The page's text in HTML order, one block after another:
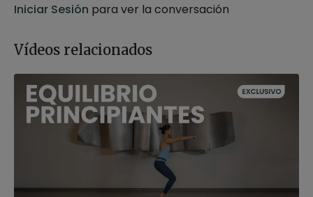
hatha yoga
Duración:25 minutos
Intensidad:2 (Suave)
Material: bólster
Enfoque: circulación, piernas cansadas, retención de
líquidos
Contenido relacionado:
Para la circulación de piernas.
y
Recuperación para el cansancio
físico y mental. Restaurativo con Raquel Mar
Iniciar Sesión para ver la conversación
Vídeos relacionados